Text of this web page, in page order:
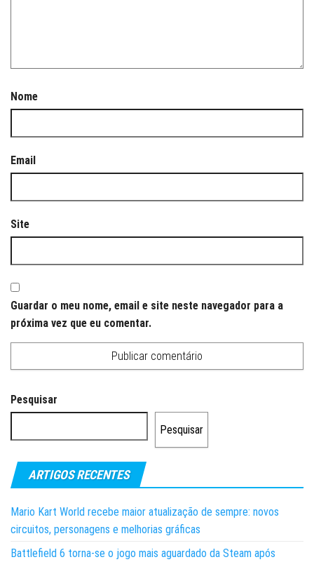
Nome
Email
Site
Guardar o meu nome, email e site neste navegador para a
próxima vez que eu comentar.
Pesquisar
Pesquisar
ARTIGOS RECENTES
Mario Kart World recebe maior atualização de sempre: novos
circuitos, personagens e melhorias gráficas
Battlefield 6 torna-se o jogo mais aguardado da Steam após